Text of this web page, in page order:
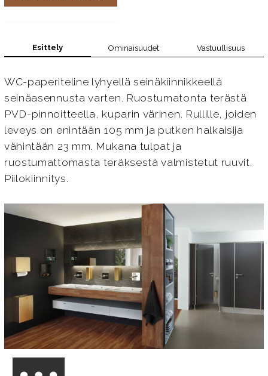
Esittely Ominaisuudet Vastuullisuus
WC-paperiteline lyhyellä seinäkiinnikkeellä
seinäasennusta varten. Ruostumatonta terästä
PVD-pinnoitteella, kuparin värinen. Rullille, joiden
leveys on enintään 105 mm ja putken halkaisija
vähintään 23 mm. Mukana tulpat ja
ruostumattomasta teräksestä valmistetut ruuvit.
Piilokiinnitys.